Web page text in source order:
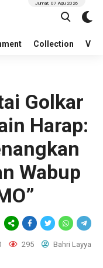
Collection
Jumat, 07 Agu 2026
Golkar
Harap:
Wabup
295 Bahri Layya